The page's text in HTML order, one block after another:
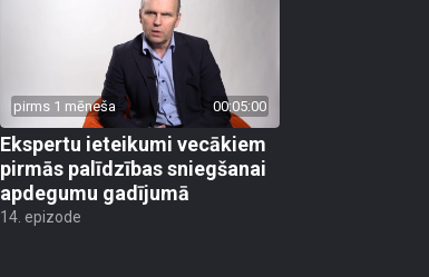
pirms 1 mēneša 00:05:00
Ekspertu ieteikumi vecākiem
pirmās palīdzības sniegšanai
apdegumu gadījumā
14. epizode